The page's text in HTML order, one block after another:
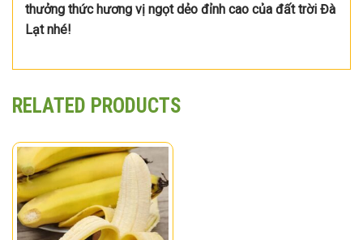
thưởng thức hương vị ngọt dẻo đỉnh cao của đất trời Đà
Lạt nhé!
RELATED PRODUCTS